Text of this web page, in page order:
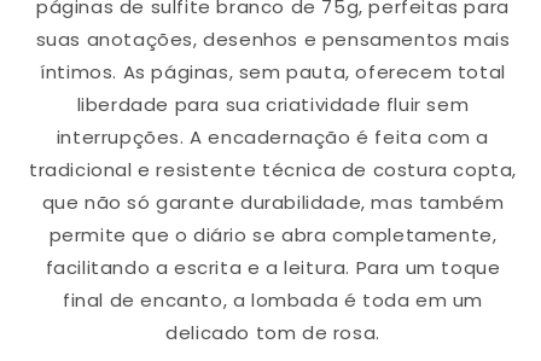
páginas de sulfite branco de 75g, perfeitas para
suas anotações, desenhos e pensamentos mais
íntimos. As páginas, sem pauta, oferecem total
liberdade para sua criatividade fluir sem
interrupções. A encadernação é feita com a
tradicional e resistente técnica de costura copta,
que não só garante durabilidade, mas também
permite que o diário se abra completamente,
facilitando a escrita e a leitura. Para um toque
final de encanto, a lombada é toda em um
delicado tom de rosa.